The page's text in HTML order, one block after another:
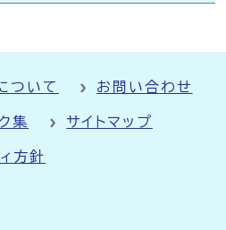
ついて お問い合わせ
集 サイトマップ
方針